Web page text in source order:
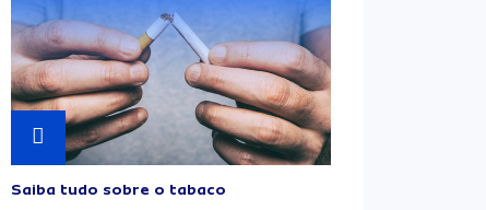
Saiba tudo sobre o tabaco